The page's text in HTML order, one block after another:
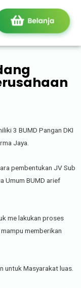
3 BUMD Pangan DKI
Jaya.
pembentukan JV Sub
Umum BUMD arief
me lakukan proses
memberikan
untuk Masyarakat luas.